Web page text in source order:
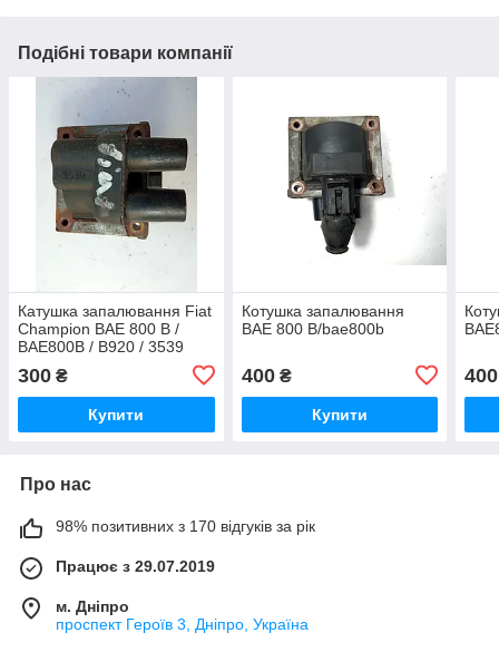
Подібні товари компанії
Катушка запалювання Fiat
Champion BAE 800 B /
BAE800B / B920 / 3539
300 ₴
Купити
Котушка запалювання
BAE 800 B/bae800b
400₴
Купити
400
Про нас
98% позитивних з 170 відгуків за рік
Працює з 29.07.2019
м. Дніпро
проспект Героїв 3, Дніпро, Україна